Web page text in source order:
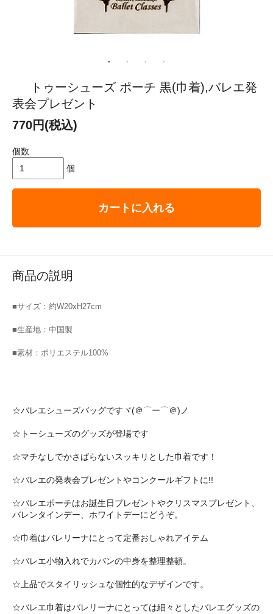
トゥーシューズ ポーチ 黒(巾着),バレエ発
表会プレゼント
770円(税込)
個数
個
カートに入れる
商品の説明
■サイズ：約W20xH27cm
■生産地：中国製
■素材：ポリエステル100%
☆バレエシューズバッグですヾ(＠⌒ー⌒＠)ノ
☆トーシューズのグッズが登場です
☆マチなしでかさばらないスッキリとした巾着です！
☆バレエの発表会プレゼントやコンクールギフトに!!
☆バレエポーチはお誕生日プレゼントやクリスマスプレゼント、
バレンタインデー、ホワイトデーにどうぞ。
☆巾着はバレリーナにとって定番おしゃれアイテム
☆バレエ小物入れでカバンの中身を整理整頓。
☆上品でスタイリッシュな個性的なデザインです。
☆バレエ巾着はバレリーナにとっては細々としたバレエグッズの